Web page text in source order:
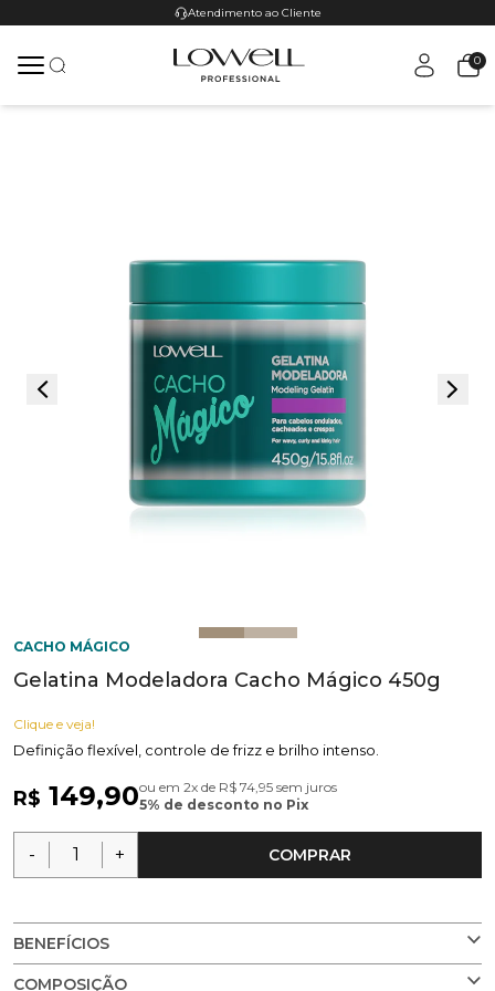
Atendimento ao Cliente
0
CACHO MÁGICO
Gelatina Modeladora Cacho Mágico 450g
Clique e veja!
Definição flexível, controle de frizz e brilho intenso.
R$ 149,90ou em 2x de R$ 74,95 sem juros
5% de desconto no Pix
- + COMPRAR
BENEFÍCIOS
Fórmula leve para modelagem e hidratação.
COMPOSIÇÃO